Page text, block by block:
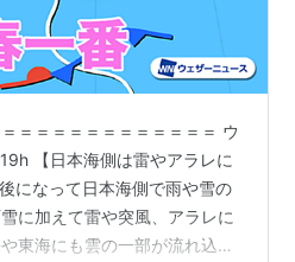
＝＝＝＝＝＝＝＝＝＝＝＝ ウ
【日本海側は雷やアラレに
になって日本海側で雨や雪の
に加えて雷や突風、アラレに
東海にも雲の一部が流れ込